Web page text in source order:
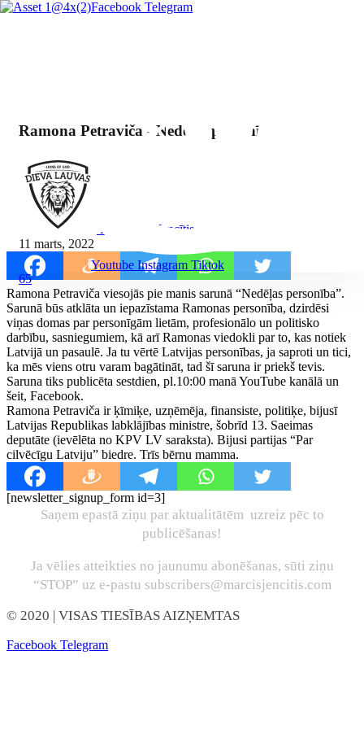
Facebook Telegram
Youtube Instagram Tiktok
Ramona Petraviča - Nedēļas personība
By Mārcis Jencītis
11 marts, 2022
65
Ramona Petraviča viesojās pie manis sarunā “Nedēļas personība”.
Sarunā būs atklāta un iepazīstama Ramonas personība, dzirdēsi
viņas domas par personīgām lietām, profesionālo un politisko
darbību, sasniegumiem, kā arī Ramonas viedokli par to, kas notiek
Latvijā un pasaulē. Ja tu vērtē Latvijas personības, ja saproti un tici,
ka mēs viens otru varam bagātināt, tad šī saruna ir priekš tevis.
Saruna tiks publicēta sestdien, pl.10:00 manā YouTube kanālā un
šeit, Facebook.
Ramona Petraviča ir ķīmiķe, uzņēmēja, finansiste, politiķe, bijusī
Latvijas Republikas labklājības ministre, šobrīd 13. Saeimas
deputāte (ievēlēta no KPV LV saraksta). Bijusi partijas “Par
cilvēcīgu Latviju” biedre. Trīs bērnu mamma.
[newsletter_signup_form id=3]
Saņem epastā ziņu par aktualitātēm uzreiz pēc to
publicēšanas!
Ja vēlies atteikties no jaunumu abonēšanas, sūti ziņu
“STOP” uz e-pastu subscribers@marcisjencitis.com
© 2020 | VISAS TIESĪBAS AIZŅEMTAS
Facebook Telegram